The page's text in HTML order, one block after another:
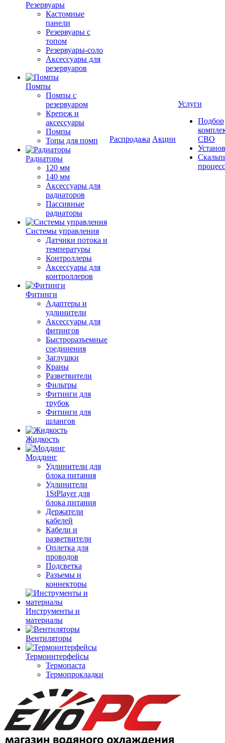
Резервуары
Кастомные
панели
Резервуары с
топом
Резервуары-соло
Аксессуары для
резервуаров
Помпы
Помпы с
резервуаром
Крепеж и
аксессуары
Помпы
Топы для помп
Радиаторы
120 мм
140 мм
Аксессуары для
радиаторов
Пассивные
радиаторы
Системы управления
Датчики потока и
температуры
Контроллеры
Аксессуары для
контроллеров
Фитинги
Адаптеры и
удлинители
Аксессуары для
фитингов
Быстроразъемные
соединения
Заглушки
Краны
Разветвители
Фильтры
Фитинги для
трубок
Фитинги для
шлангов
Жидкость
Моддинг
Удлинители для
блока питания
Удлинители
1StPlayer для
блока питания
Держатели
кабелей
Кабели и
разветвители
Оплетка для
проводов
Подсветка
Разъемы и
коннекторы
Инструменты и
материалы
Вентиляторы
Термоинтерфейсы
Термопаста
Термопрокладки
Распродажа Акции
Услуги
Подбор
СВО